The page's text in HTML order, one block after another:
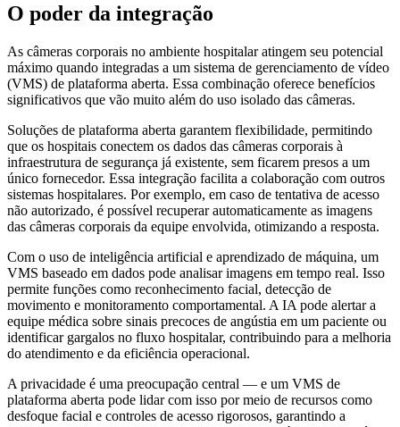
O poder da integração
As câmeras corporais no ambiente hospitalar atingem seu potencial
máximo quando integradas a um sistema de gerenciamento de vídeo
(VMS) de plataforma aberta. Essa combinação oferece benefícios
significativos que vão muito além do uso isolado das câmeras.
Soluções de plataforma aberta garantem flexibilidade, permitindo
que os hospitais conectem os dados das câmeras corporais à
infraestrutura de segurança já existente, sem ficarem presos a um
único fornecedor. Essa integração facilita a colaboração com outros
sistemas hospitalares. Por exemplo, em caso de tentativa de acesso
não autorizado, é possível recuperar automaticamente as imagens
das câmeras corporais da equipe envolvida, otimizando a resposta.
Com o uso de inteligência artificial e aprendizado de máquina, um
VMS baseado em dados pode analisar imagens em tempo real. Isso
permite funções como reconhecimento facial, detecção de
movimento e monitoramento comportamental. A IA pode alertar a
equipe médica sobre sinais precoces de angústia em um paciente ou
identificar gargalos no fluxo hospitalar, contribuindo para a melhoria
do atendimento e da eficiência operacional.
A privacidade é uma preocupação central — e um VMS de
plataforma aberta pode lidar com isso por meio de recursos como
desfoque facial e controles de acesso rigorosos, garantindo a